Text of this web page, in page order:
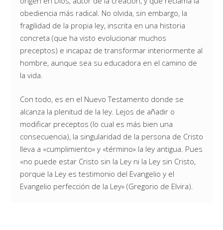
obediencia más radical. No olvida, sin embargo, la
fragilidad de la propia ley, inscrita en una historia
concreta (que ha visto evolucionar muchos
preceptos) e incapaz de transformar interiormente al
hombre, aunque sea su educadora en el camino de
la vida.
Con todo, es en el Nuevo Testamento donde se
alcanza la plenitud de la ley. Lejos de añadir o
modificar preceptos (lo cual es más bien una
consecuencia), la singularidad de la persona de Cristo
lleva a «cumplimiento» y «término» la ley antigua. Pues
«no puede estar Cristo sin la Ley ni la Ley sin Cristo,
porque la Ley es testimonio del Evangelio y el
Evangelio perfección de la Ley» (Gregorio de Elvira).